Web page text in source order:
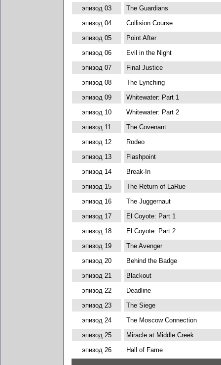
эпизод 03
The Guardians
эпизод 04
Collision Course
эпизод 05
Point After
эпизод 06
Evil in the Night
эпизод 07
Final Justice
эпизод 08
The Lynching
эпизод 09
Whitewater: Part 1
эпизод 10
Whitewater: Part 2
эпизод 11
The Covenant
эпизод 12
Rodeo
эпизод 13
Flashpoint
эпизод 14
Break-In
эпизод 15
The Return of LaRue
эпизод 16
The Juggernaut
эпизод 17
El Coyote: Part 1
эпизод 18
El Coyote: Part 2
эпизод 19
The Avenger
эпизод 20
Behind the Badge
эпизод 21
Blackout
эпизод 22
Deadline
эпизод 23
The Siege
эпизод 24
The Moscow Connection
эпизод 25
Miracle at Middle Creek
эпизод 26
Hall of Fame